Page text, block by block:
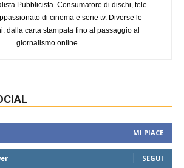
Pubblicista. Consumatore di dischi, tele-
di cinema e serie tv. Diverse le
dalla carta stampata fino al passaggio al
giornalismo online.
MI PIACE
SEGUI